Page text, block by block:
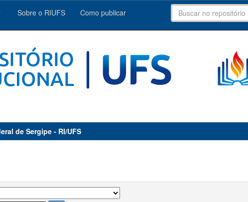
Sobre o RIUFS Como publicar
de Sergipe - RI/UFS